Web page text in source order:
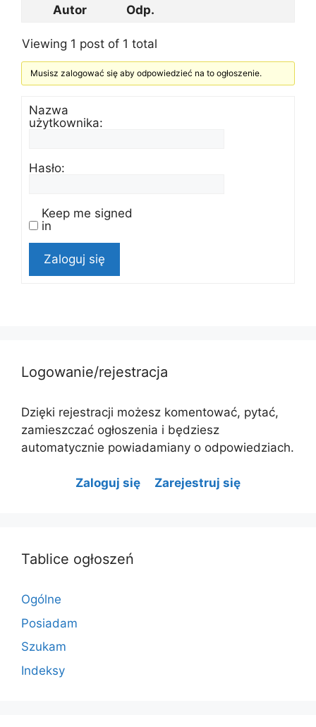
Autor
Odp.
Viewing 1 post of 1 total
Musisz zalogować się aby odpowiedzieć na to ogłoszenie.
Nazwa
użytkownika:
Hasło:
Keep me signed
in
Zaloguj się
Logowanie/rejestracja
Dzięki rejestracji możesz komentować, pytać,
zamieszczać ogłoszenia i będziesz
automatycznie powiadamiany o odpowiedziach.
Zaloguj się Zarejestruj się
Tablice ogłoszeń
Ogólne
Posiadam
Szukam
Indeksy